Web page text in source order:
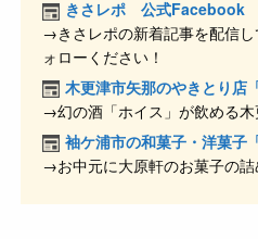
e
b
o
o
k
n
a
et
きさレポ 公式Facebook
→きさレポの新着記事を配信
ォローください！
木更津市矢那のやきとり店
→幻の酒「ホイス」が飲める
袖ケ浦市の和菓子・洋菓子
→お中元に大原軒のお菓子の